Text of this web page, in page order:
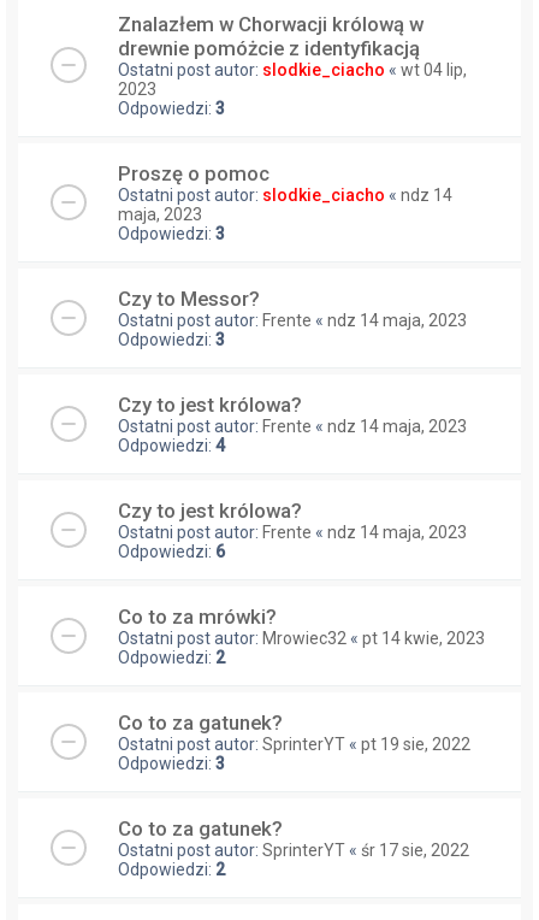
Znalazłem w Chorwacji królową w
drewnie pomóżcie z identyfikacją
Ostatni post autor: slodkie_ciacho « wt 04 lip,
2023
Odpowiedzi: 3
Proszę o pomoc
Ostatni post autor: slodkie_ciacho « ndz 14
maja, 2023
Odpowiedzi: 3
Czy to Messor?
Ostatni post autor: Frente « ndz 14 maja, 2023
Odpowiedzi: 3
Czy to jest królowa?
Ostatni post autor: Frente « ndz 14 maja, 2023
Odpowiedzi: 4
Czy to jest królowa?
Ostatni post autor: Frente « ndz 14 maja, 2023
Odpowiedzi: 6
Co to za mrówki?
Ostatni post autor: Mrowiec32 « pt 14 kwie, 2023
Odpowiedzi: 2
Co to za gatunek?
Ostatni post autor: SprinterYT « pt 19 sie, 2022
Odpowiedzi: 3
Co to za gatunek?
Ostatni post autor: SprinterYT « śr 17 sie, 2022
Odpowiedzi: 2